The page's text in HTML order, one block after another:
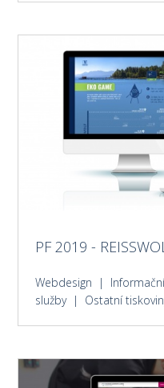
PF 2019 -
Webdesign |
služby | Ostatní